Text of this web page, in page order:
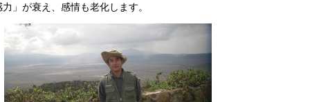
」が衰え、感情も老化します。